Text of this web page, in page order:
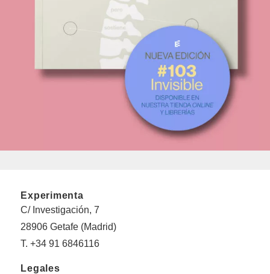
Experimenta
C/ Investigación, 7
28906 Getafe (Madrid)
T. +34 91 6846116
Legales